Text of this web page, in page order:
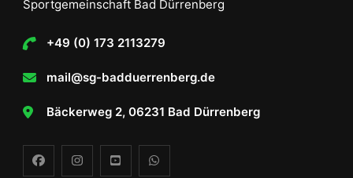
Sportgemeinschaft Bad Dürrenberg
+49 (0) 173 2113279
mail@sg-badduerrenberg.de
Bäckerweg 2, 06231 Bad Dürrenberg